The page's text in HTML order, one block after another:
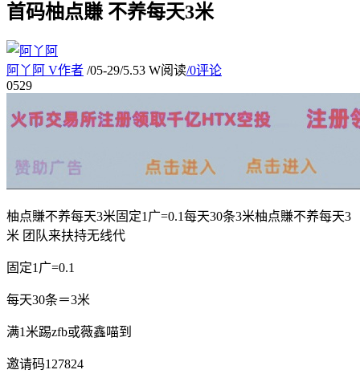
首码柚点賺 不养每天3米
阿丫阿 V作者 /05-29/5.53 W阅读/0评论
0529
柚点賺不养每天3米固定1广=0.1每天30条3米柚点賺不养每天3
米 团队来扶持无线代
固定1广=0.1
每天30条＝3米
满1米踢zfb或薇鑫喵到
邀请码127824